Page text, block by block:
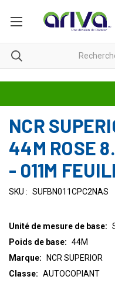
NCR
44M ROSE
- 011M
SKU : SUFBN011CPC2NAS
Classe: AUTOCOPIANT
Marque: NCR SUPERIOR
Poids de base: 44M
Unité de mesure de base: